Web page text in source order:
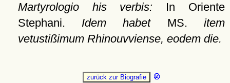
Martyrologio his verbis: In Oriente
Stephani. Idem habetMS. item
vetustißimum Rhinouvviense, eodem die.